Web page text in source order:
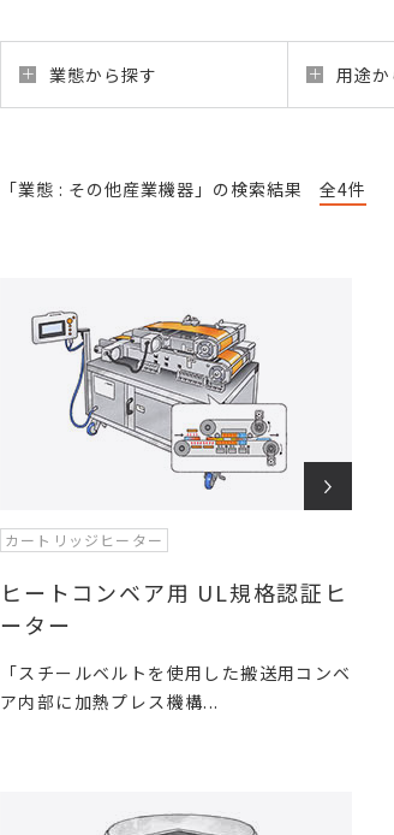
業態から探す 用途
「業態 : その他産業機器」の検索結果 全4件
カートリッジヒーター
ヒートコンベア用 UL規格認証ヒ
ーター
「スチールベルトを使用した搬送用コンベ
ア内部に加熱プレス機構...